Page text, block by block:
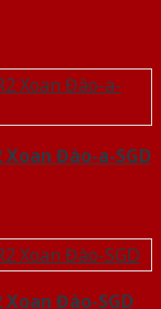
Xoan Đào-a-SGD
Xoan Đào-SGD